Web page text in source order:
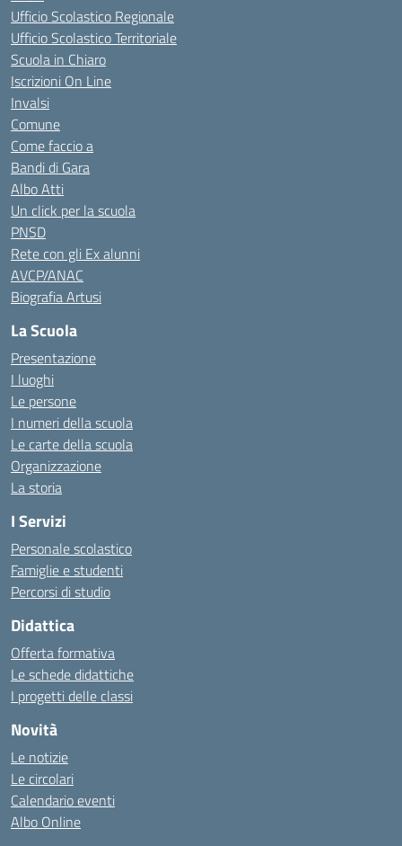
Ufficio Scolastico Regionale
Ufficio Scolastico Territoriale
Scuola in Chiaro
Iscrizioni On Line
Invalsi
Comune
Come faccio a
Bandi di Gara
Albo Atti
Un click per la scuola
PNSD
Rete con gli Ex alunni
AVCP/ANAC
Biografia Artusi
La Scuola
Presentazione
I luoghi
Le persone
I numeri della scuola
Le carte della scuola
Organizzazione
La storia
I Servizi
Personale scolastico
Famiglie e studenti
Percorsi di studio
Didattica
Offerta formativa
Le schede didattiche
I progetti delle classi
Novità
Le notizie
Le circolari
Calendario eventi
Albo Online